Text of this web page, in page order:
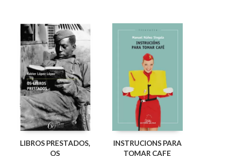
LIBROS PRESTADOS,
OS
INSTRUCIONS PARA
TOMAR CAFE